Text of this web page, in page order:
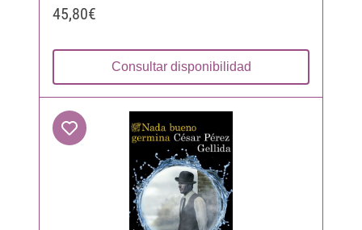
45,80€
Consultar disponibilidad